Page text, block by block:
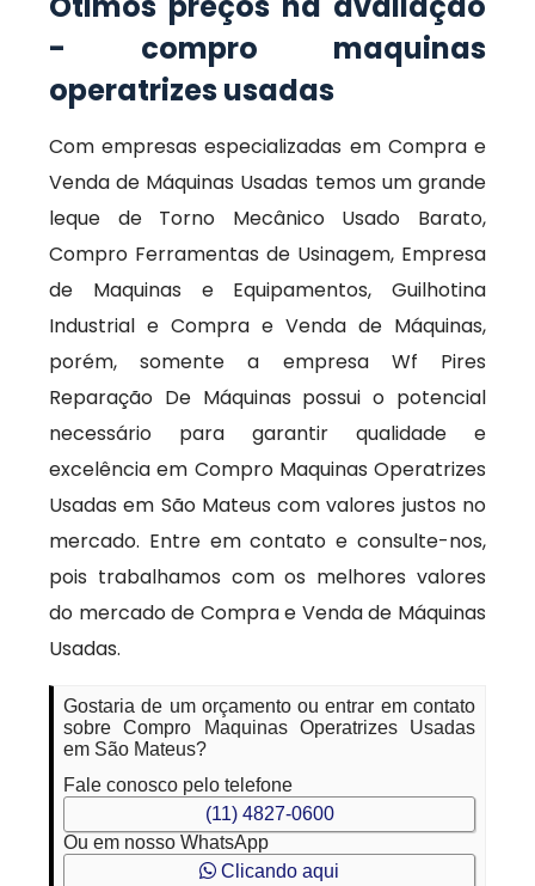
- compro maquinas
operatrizes usadas
Com empresas especializadas em Compra e
Venda de Máquinas Usadas temos um grande
leque de Torno Mecânico Usado Barato,
Compro Ferramentas de Usinagem, Empresa
de Maquinas e Equipamentos, Guilhotina
Industrial e Compra e Venda de Máquinas,
porém, somente a empresa Wf Pires
Reparação De Máquinas possui o potencial
necessário para garantir qualidade e
excelência em Compro Maquinas Operatrizes
Usadas em São Mateus com valores justos no
mercado. Entre em contato e consulte-nos,
pois trabalhamos com os melhores valores
do mercado de Compra e Venda de Máquinas
Usadas.
Gostaria de um orçamento ou entrar em contato
sobre Compro Maquinas Operatrizes Usadas
em São Mateus?
Fale conosco pelo telefone
(11) 4827-0600
Ou em nosso WhatsApp
Clicando aqui